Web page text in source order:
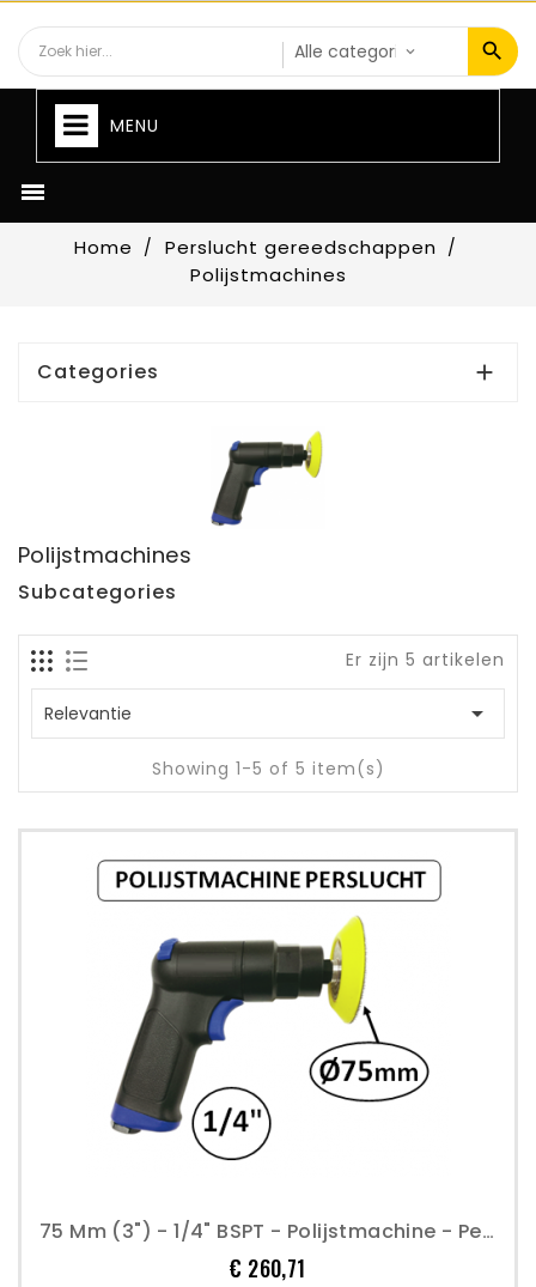
MENU

Home
Perslucht gereedschappen
Polijstmachines
Categories 
Polijstmachines
Subcategories
Er zijn 5 artikelen
Relevantie 
Showing 1-5 of 5 item(s)
75 Mm (3") - 1/4" BSPT - Polijstmachine - Perslucht
€ 260,71